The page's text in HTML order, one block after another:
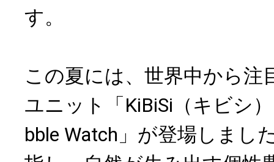
す。
この夏には、世界中から注
ユニット「KiBiSi（キビシ
bble Watch」が登場しまし